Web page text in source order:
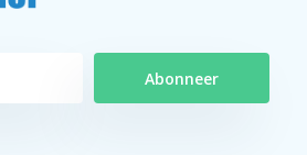
Abonneer